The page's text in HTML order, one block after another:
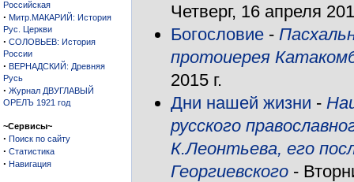
Российская
· Митр.МАКАРИЙ: История
Рус. Церкви
· СОЛОВЬЕВ: История
России
· ВЕРНАДСКИЙ: Древняя
Русь
· Журнал ДВУГЛАВЫЙ
ОРЕЛЪ 1921 год
~Сервисы~
· Поиск по сайту
· Статистика
· Навигация
Четверг, 16 апреля
Богословие -
протоиерея
2015 г.
Дни нашей жизни -
русского
К.Леонтьева, его
Георгиевского -